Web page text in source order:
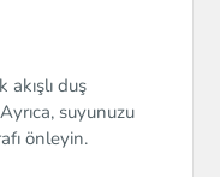
duş
suyunuzu
önleyin.